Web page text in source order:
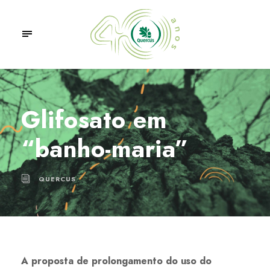
Glifosato em
“banho-maria”
QUERCUS
A proposta de prolongamento do uso do